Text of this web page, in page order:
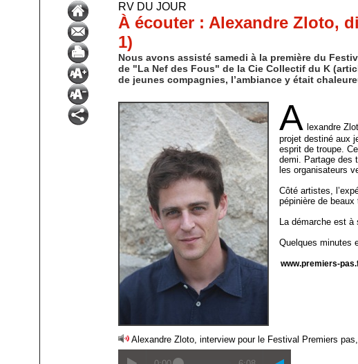
RV DU JOUR
À écouter : Alexandre Zloto,
1)
Nous avons assisté samedi à la première du
de "La Nef des Fous" de la Cie Collectif du K
de jeunes compagnies, l’ambiance y était
A lexandre
projet destiné aux
esprit de troupe.
demi. Partage des
les organisateurs
Côté artistes,
pépinière de beaux
La démarche est
Quelques minutes
www.premiers-
Alexandre Zloto, interview pour le Festival Premiers